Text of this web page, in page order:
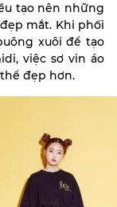
tạo nên những
mắt. Khi phối
xuôi để tạo
việc sơ vin áo
đẹp hơn.